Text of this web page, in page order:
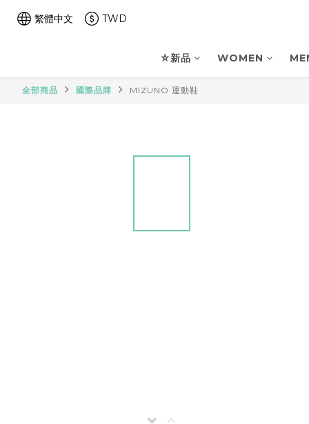
繁體中文 TWD
⛤新品 WOMEN
全部商品 國際品牌 MIZUNO 運動鞋